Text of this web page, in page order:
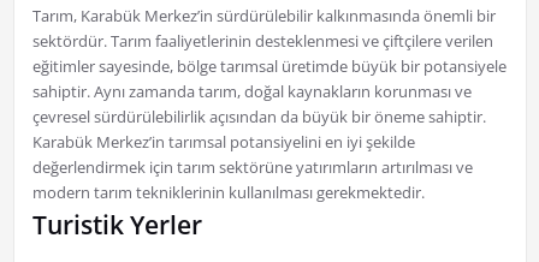
Tarım, Karabük Merkez’in sürdürülebilir kalkınmasında önemli bir
sektördür. Tarım faaliyetlerinin desteklenmesi ve çiftçilere verilen
eğitimler sayesinde, bölge tarımsal üretimde büyük bir potansiyele
sahiptir. Aynı zamanda tarım, doğal kaynakların korunması ve
çevresel sürdürülebilirlik açısından da büyük bir öneme sahiptir.
Karabük Merkez’in tarımsal potansiyelini en iyi şekilde
değerlendirmek için tarım sektörüne yatırımların artırılması ve
modern tarım tekniklerinin kullanılması gerekmektedir.
Turistik Yerler